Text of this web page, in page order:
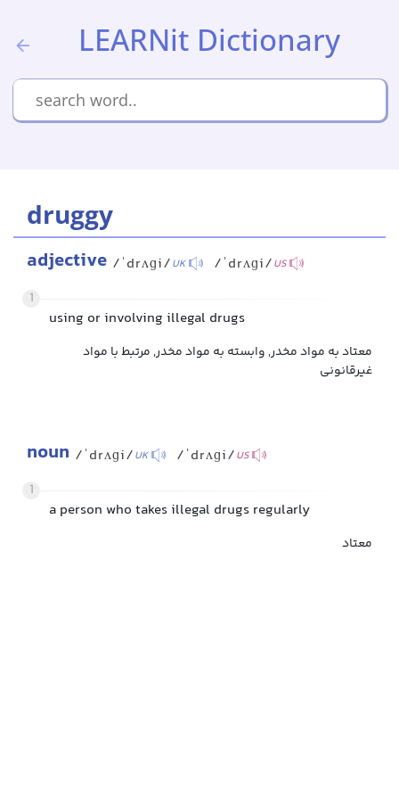
LEARNit Dictionary
druggy
adjective /ˈdrʌɡi/UK /ˈdrʌɡi/US
1
using or involving illegal drugs
معتاد به مواد مخدر, وابسته به مواد مخدر, مرتبط با مواد
غیرقانونی
noun /ˈdrʌɡi/UK /ˈdrʌɡi/US
1
a person who takes illegal drugs regularly
معتاد